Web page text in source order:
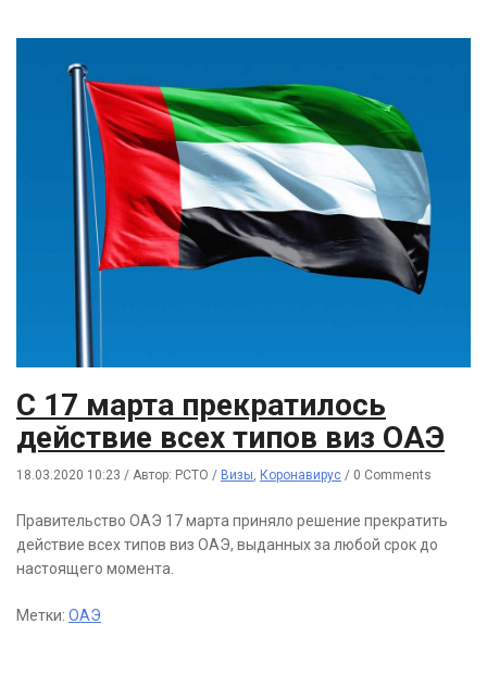
С 17 марта прекратилось
действие всех типов виз ОАЭ
18.03.2020 10:23 / Автор: РСТО / Визы Коронавирус / 0 Comments
Правительство ОАЭ 17 марта приняло решение прекратить
действие всех типов виз ОАЭ, выданных за любой срок до
настоящего момента.
Метки: ОАЭ